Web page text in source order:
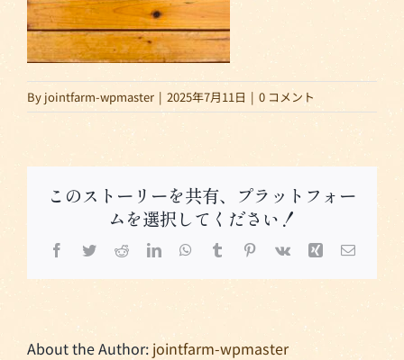
By jointfarm-wpmaster | 2025年7月11日 | 0 コメント
このストーリーを共有、プラットフォー
ムを選択してください！
Facebook
TwitterRedditLinkedInWhatsApp
TumblrPinterest
Vk Xing 電
メ
ル
About the Author: jointfarm-wpmaster